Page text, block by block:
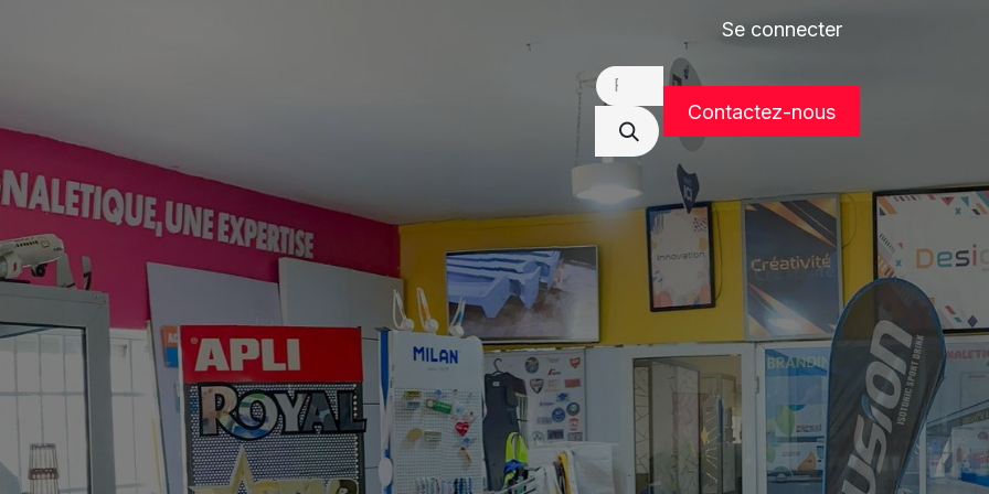
Se connecter
Contactez-nous